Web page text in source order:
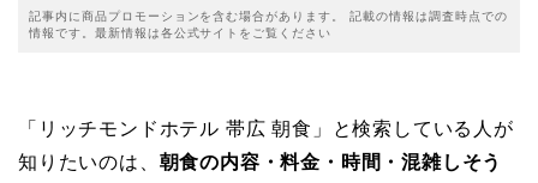
記事内に商品プロモーションを含む場合があります。 記載の情報は調査時点での
情報です。最新情報は各公式サイトをご覧ください
「リッチモンドホテル 帯広 朝食」と検索している人が
知りたいのは、 朝食の内容・料金・時間・混雑しそう